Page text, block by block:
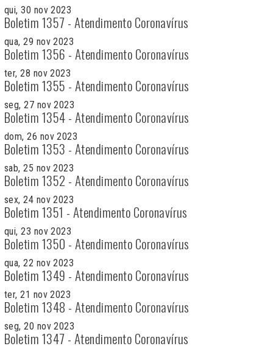
qui, 30 nov 2023
Boletim 1357 - Atendimento Coronavírus
qua, 29 nov 2023
Boletim 1356 - Atendimento Coronavírus
ter, 28 nov 2023
Boletim 1355 - Atendimento Coronavírus
seg, 27 nov 2023
Boletim 1354 - Atendimento Coronavírus
dom, 26 nov 2023
Boletim 1353 - Atendimento Coronavírus
sab, 25 nov 2023
Boletim 1352 - Atendimento Coronavírus
sex, 24 nov 2023
Boletim 1351 - Atendimento Coronavírus
qui, 23 nov 2023
Boletim 1350 - Atendimento Coronavírus
qua, 22 nov 2023
Boletim 1349 - Atendimento Coronavírus
ter, 21 nov 2023
Boletim 1348 - Atendimento Coronavírus
seg, 20 nov 2023
Boletim 1347 - Atendimento Coronavírus